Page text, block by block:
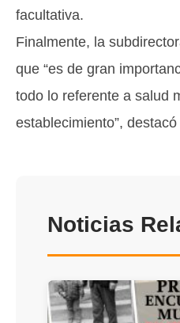
facultativa.
Finalmente, la
que “es de gran
todo lo referente a salud
establecimiento”,
Noticias